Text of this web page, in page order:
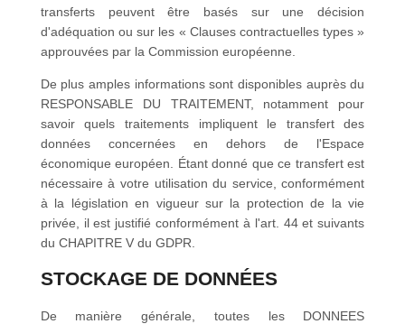
transferts peuvent être basés sur une décision
d'adéquation ou sur les « Clauses contractuelles types »
approuvées par la Commission européenne.
De plus amples informations sont disponibles auprès du
RESPONSABLE DU TRAITEMENT, notamment pour
savoir quels traitements impliquent le transfert des
données concernées en dehors de l'Espace
économique européen. Étant donné que ce transfert est
nécessaire à votre utilisation du service, conformément
à la législation en vigueur sur la protection de la vie
privée, il est justifié conformément à l'art. 44 et suivants
du CHAPITRE V du GDPR.
STOCKAGE DE DONNÉES
De manière générale, toutes les DONNEES